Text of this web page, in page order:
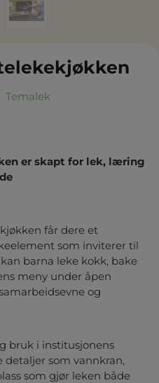
Temalek
er skapt for lek, læring
får dere et
som inviterer til
barna leke kokk, bake
meny under åpen
og
bruk i institusjonens
detaljer som vannkran,
som gjør leken både